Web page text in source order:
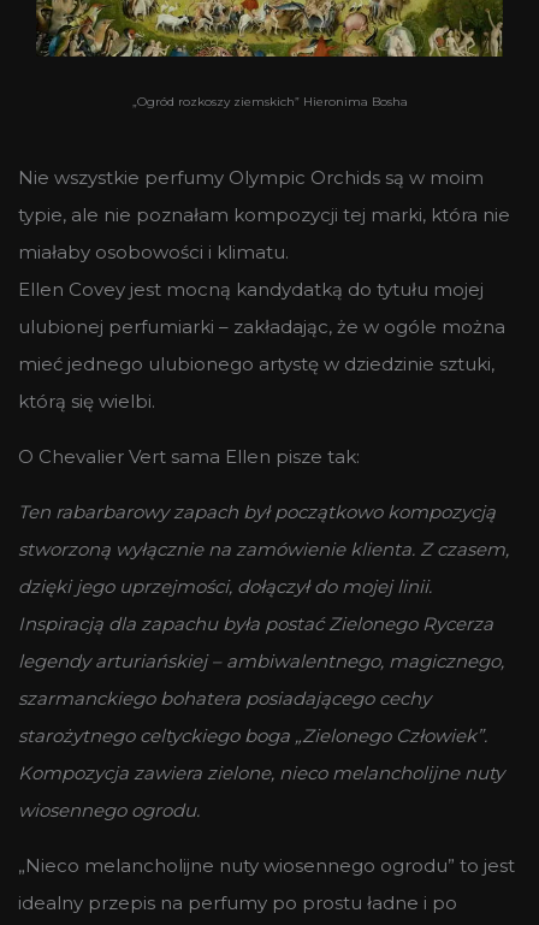
„Ogród rozkoszy ziemskich” Hieronima Bosha
Nie wszystkie perfumy Olympic Orchids są w moim
typie, ale nie poznałam kompozycji tej marki, która nie
miałaby osobowości i klimatu.
Ellen Covey jest mocną kandydatką do tytułu mojej
ulubionej perfumiarki – zakładając, że w ogóle można
mieć jednego ulubionego artystę w dziedzinie sztuki,
którą się wielbi.
O Chevalier Vert sama Ellen pisze tak:
Ten rabarbarowy zapach był początkowo kompozycją
stworzoną wyłącznie na zamówienie klienta. Z czasem,
dzięki jego uprzejmości, dołączył do mojej linii.
Inspiracją dla zapachu była postać Zielonego Rycerza
legendy arturiańskiej – ambiwalentnego, magicznego,
szarmanckiego bohatera posiadającego cechy
starożytnego celtyckiego boga „Zielonego Człowiek”.
Kompozycja zawiera zielone, nieco melancholijne nuty
wiosennego ogrodu.
„Nieco melancholijne nuty wiosennego ogrodu” to jest
idealny przepis na perfumy po prostu ładne i po